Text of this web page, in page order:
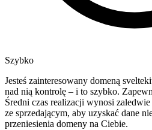
Szybko
Jesteś zainteresowany domeną
nad nią kontrolę – i to szybko.
Średni czas realizacji wynosi
ze sprzedającym, aby uzyskać dane
przeniesienia domeny na Ciebie.